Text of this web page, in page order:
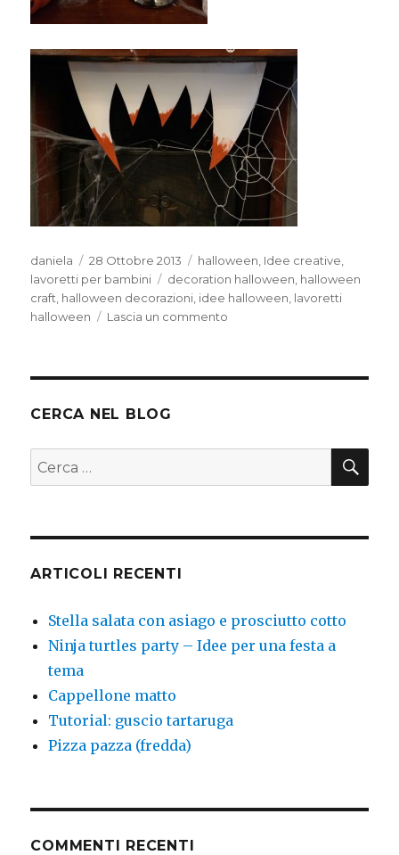
Autore
daniela
Pubblicato
il
28 Ottobre 2013 Categorie
halloween Idee creative
lavoretti per bambini
Tag
decoration halloween halloween
craft halloween decorazioni idee halloween lavoretti
halloween
Lascia un commento
CERCA NEL BLOG
Cerca:
ARTICOLI RECENTI
Stella salata con asiago e prosciutto cotto
Ninja turtles party – Idee per una festa a
tema
Cappellone matto
Tutorial: guscio tartaruga
Pizza pazza (fredda)
COMMENTI RECENTI